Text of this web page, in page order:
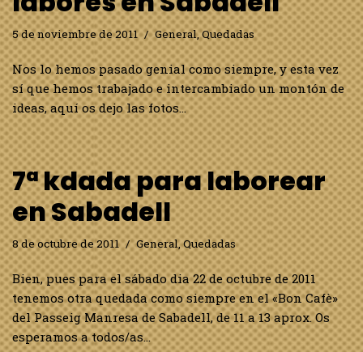
5 de noviembre de 2011 General,Quedadas
Nos lo hemos pasado genial como siempre, y esta vez
sí que hemos trabajado e intercambiado un montón de
ideas, aquí os dejo las fotos…
7ª kdada para laborear
en Sabadell
8 de octubre de 2011 General,Quedadas
Bien, pues para el sábado dia 22 de octubre de 2011
tenemos otra quedada como siempre en el «Bon Cafè»
del Passeig Manresa de Sabadell, de 11 a 13 aprox. Os
esperamos a todos/as…